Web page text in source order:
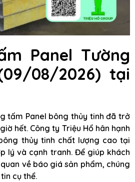
Panel Tường
08/2026) tại
tấm Panel bông thủy tinh đã trở
hết. Công ty Triệu Hổ hân hạnh
thủy tinh chất lượng cao tại
lý và cạnh tranh. Để giúp khách
về báo giá sản phẩm, chúng
cụ thể.